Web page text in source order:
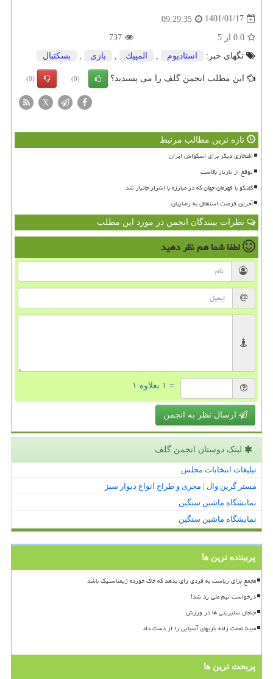
1401/01/17
09:29:35
0.0 از 5
737
تگهای خبر:
استادیوم المپیك بازی بسكتبال
این مطلب انجمن گلف را می پسندید؟ (0)
(0)
X
تازه ترین مطالب مرتبط
افتخاری دیگر برای اسکواش ایران
توقع از تارتار بالاست
گفتگو با قهرمان جهان که در مبارزه با اشرار جانباز شد
آخرین فرصت استقلال به رضاییان
نظرات بینندگان انجمن در مورد این مطلب
لطفا شما همنظر دهید
= ۱ بعلاوه ۱
ارسال نظر به انجمن
لینک دوستان انجمن گلف
تبلیغات انتخابات مجلس
مستر گرین وال | مجری و طراح انواع دیوار سبز
نمایشگاه ماشین سنگین
نمایشگاه ماشین سنگین
پربیننده ترین ها
مجمع برای ریاست به فردی رای بدهد که خاک خورده ژیمناستیک باشد
درخواست تیم ملی رد شد!
جنجال سلبریتی ها در ورزش
مبینا نعمت زاده بازیهای آسیایی را از دست داد
پربحث ترین ها